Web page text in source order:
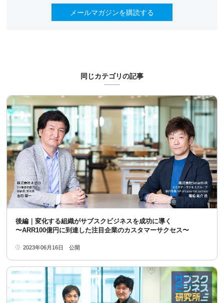
メールマガジンを購読する
同じカテゴリの記事
後編｜変化する組織がサブスクビジネスを成功に導く
〜ARR100億円に到達した注目企業のカスタマーサクセス〜
2023年06月16日 公開